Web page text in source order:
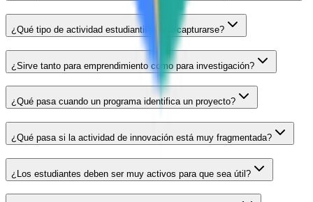
¿Qué tipo de actividad estudiantil puede capturarse?
¿Sirve tanto para emprendimiento como para investigación?
¿Qué pasa cuando un programa identifica un proyecto?
¿Qué pasa si la actividad de innovación está muy fragmentada?
¿Los estudiantes deben ser muy activos para que sea útil?